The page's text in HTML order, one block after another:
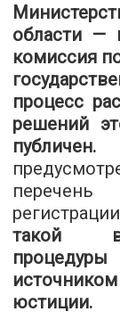
области —
комиссия
процесс
решений
публичен.
такой
юстиции.